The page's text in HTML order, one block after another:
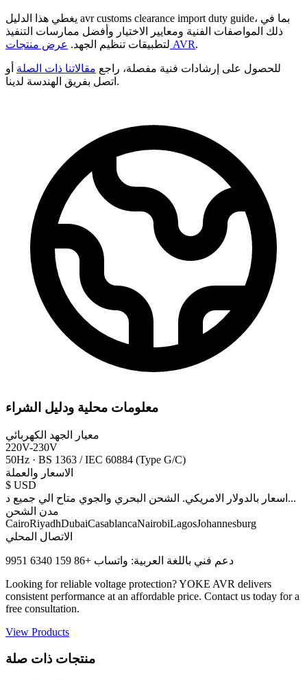
يغطي هذا الدليل avr customs clearance import duty guide، بما في
ذلك المواصفات الفنية ومعايير الاختيار وأفضل ممارسات التنفيذ
لتطبيقات تنظيم الجهد. عرض منتجات AVR.
للحصول على إرشادات فنية مفصلة، راجع مقالاتنا ذات الصلة أو
اتصل بفريق الهندسة لدينا.
معلومات محلية ودليل الشراء
معيار الجهد الكهربائي
220V-230V
50Hz · BS 1363 / IEC 60884 (Type G/C)
الاسعار والعملة
$ USD
اسعار بالدولار الامريكي. الشحن البحري والجوي متاح الي جميع د ...
مدن الشحن
CairoRiyadhDubaiCasablancaNairobiLagosJohannesburg
الاتصال المحلي
دعم فني باللغة العربية: واتساب +86 159 6340 9951
Looking for reliable voltage protection? YOKE AVR delivers
consistent performance at an affordable price. Contact us today for a
free consultation.
View Products
منتجات ذات صلة